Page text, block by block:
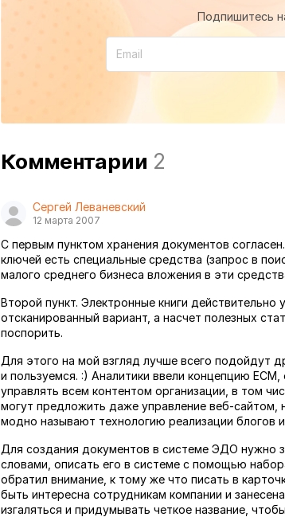
Подпишитесь
Комментарии 2
Сергей Леваневский
12 марта 2007
C первым пунктом хранения документов
ключей есть специальные средства (запрос в
малого среднего бизнеса вложения в эти
Второй пункт. Электронные книги
отсканированный вариант, а насчет полезных
поспорить.
Для этого на мой взгляд лучше всего подойдут
и пользуемся. :) Аналитики ввели концепцию
управлять всем контентом организации, в том
могут предложить даже управление веб-сайтом,
модно называют технологию реализации блогов
Для создания документов в системе ЭДО нужно
словами, описать его в системе с помощью
обратил внимание, к тому же что писать в
быть интересна сотрудникам компании и
изгаляться и придумывать четкое название,